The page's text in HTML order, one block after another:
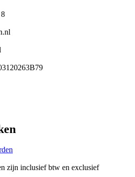
zijn inclusief btw en exclusief